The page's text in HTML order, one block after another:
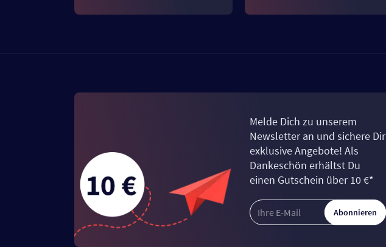
Melde Dich zu unserem
Newsletter an und sichere Dir
exklusive Angebote! Als
Dankeschön erhältst Du
einen Gutschein über 10 €*
Abonnieren